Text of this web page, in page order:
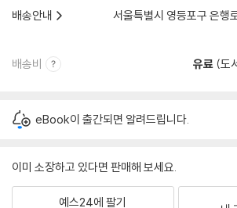
배송안내
서울특별시 영등포구 은행
배송비 유료 (도
eBook이 출간되면 알려드립니다.
이미 소장하고 있다면 판매해 보세요.
예스24에 팔기